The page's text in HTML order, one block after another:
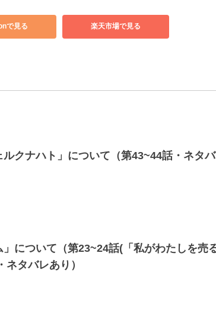
で見る 楽天市場で見る
ルクナハト」について（第43~44話・ネタバ
」について（第23~24話(「私がわたしを売
ネタバレあり）